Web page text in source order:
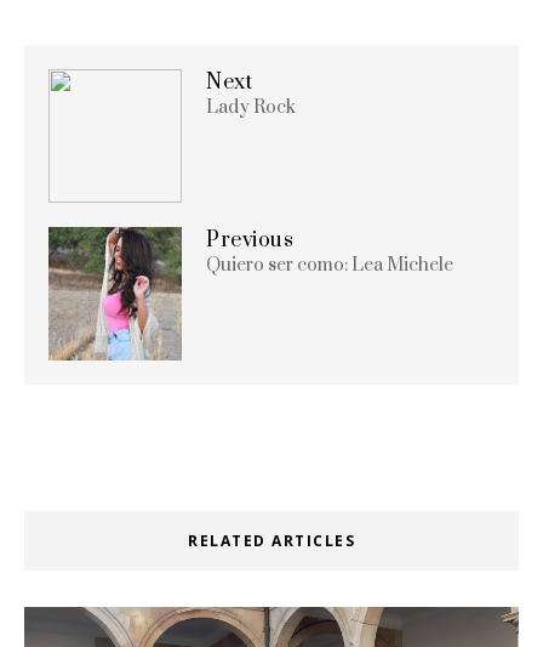
Next
Lady Rock
Previous
Quiero ser como: Lea Michele
RELATED ARTICLES